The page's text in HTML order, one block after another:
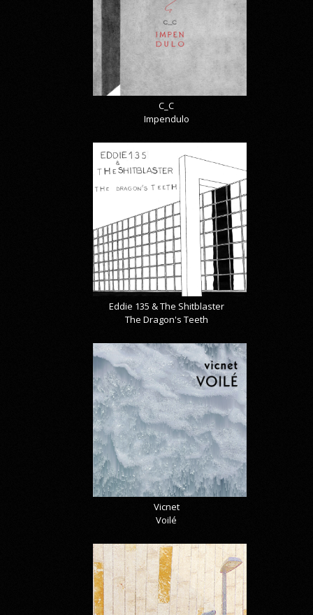
C_C
Impendulo
Eddie 135 & The Shitblaster
The Dragon's Teeth
Vicnet
Voilé